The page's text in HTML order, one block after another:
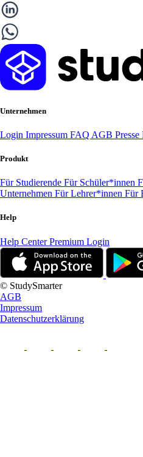
Unternehmen
Login Impressum FAQ AGB Presse
Produkt
Für Studierende Für Schüler*innen
Unternehmen Für Lehrer*innen Für
Help
Help CenterPremium Login
© StudySmarter
AGB
Impressum
Datenschutzerklärung